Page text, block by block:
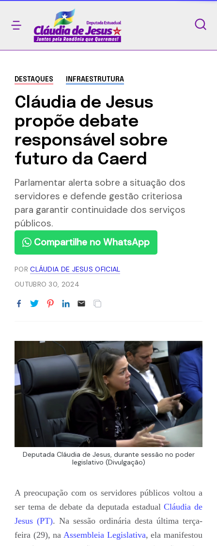
DESTAQUES INFRAESTRUTURA
Cláudia de Jesus
propõe debate
responsável sobre
futuro da Caerd
Parlamentar alerta sobre a situação dos
servidores e defende gestão criteriosa
para garantir continuidade dos serviços
públicos.
Compartilhe no WhatsApp
PORCLÁUDIA DE JESUS OFICIAL
OUTUBRO 30, 2024
Deputada Cláudia de Jesus, durante sessão no poder
legislativo (Divulgação)
A preocupação com os servidores públicos voltou a
ser tema de debate da deputada estadualCláudia de
Jesus (PT). Na sessão ordinária desta última terça-
feira (29), na Assembleia Legislativa, ela manifestou